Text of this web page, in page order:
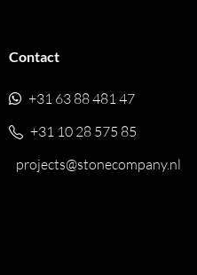
Contact
+31 63 88 481 47
+31 10 28 575 85
projects@stonecompany.nl